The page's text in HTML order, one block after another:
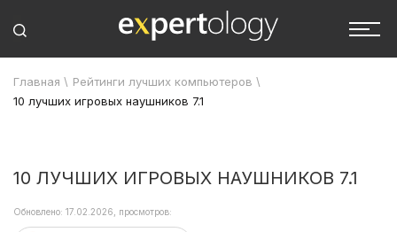
Главная \ Рейтинги лучших компьютеров \
10 лучших игровых наушников 7.1
10 ЛУЧШИХ ИГРОВЫХ НАУШНИКОВ 7.1
Обновлено: 17.02.2026, просмотров: